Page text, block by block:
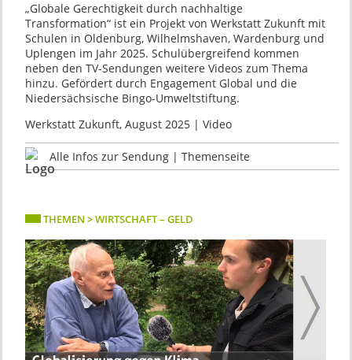
„Globale Gerechtigkeit durch nachhaltige
Transformation“ ist ein Projekt von Werkstatt Zukunft mit
Schulen in Oldenburg, Wilhelmshaven, Wardenburg und
Uplengen im Jahr 2025. Schulübergreifend kommen
neben den TV-Sendungen weitere Videos zum Thema
hinzu. Gefördert durch Engagement Global und die
Niedersächsische Bingo-Umweltstiftung.
Werkstatt Zukunft, August 2025 | Video
Alle Infos zur Sendung | Themenseite
THEMEN > WIRTSCHAFT – GELD